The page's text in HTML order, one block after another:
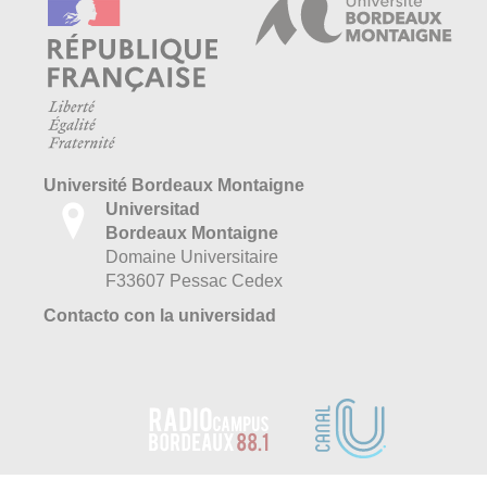
Université Bordeaux Montaigne
Universitad
Bordeaux Montaigne
Domaine Universitaire
F33607 Pessac Cedex
Contacto con la universidad